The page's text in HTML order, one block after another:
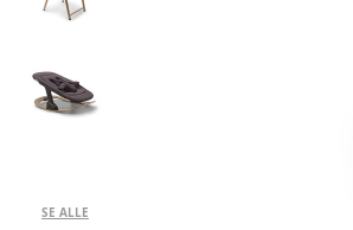
SE ALLE